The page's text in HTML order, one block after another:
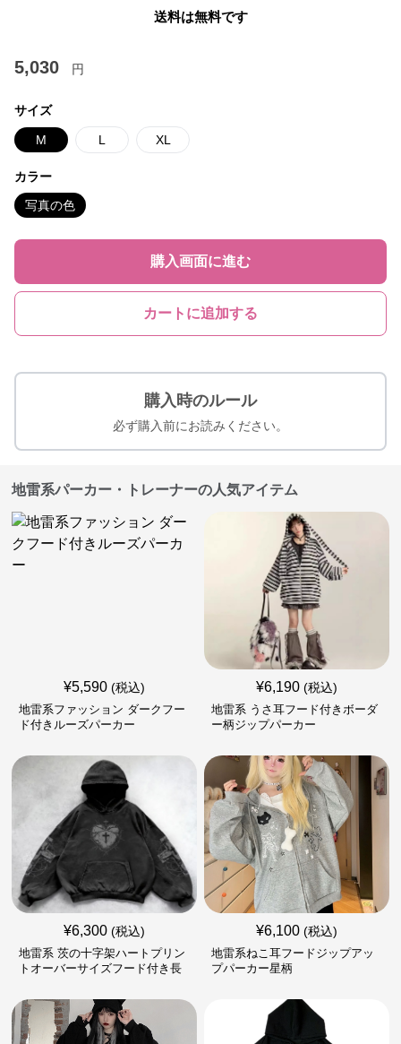
送料は無料です
5,030 円
サイズ
M L XL
カラー
写真の色
購入画面に進む
カートに追加する
購入時のルール
必ず購入前にお読みください。
地雷系パーカー・トレーナーの人気アイテム
¥5,590 (税込)
地雷系ファッション ダークフー
ド付きルーズパーカー
¥6,190 (税込)
地雷系 うさ耳フード付きボーダ
ー柄ジップパーカー
¥6,300 (税込)
地雷系 茨の十字架ハートプリン
トオーバーサイズフード付き長
¥6,100 (税込)
地雷系ねこ耳フードジップアッ
プパーカー星柄